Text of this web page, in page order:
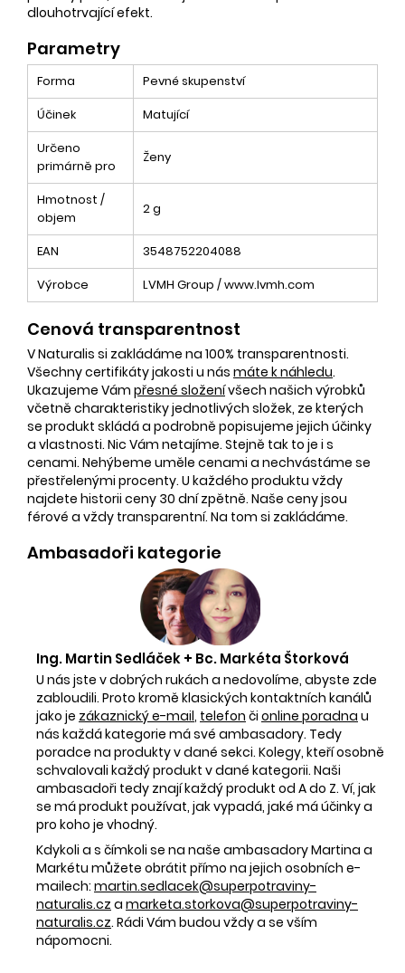
dlouhotrvající efekt.
Parametry
Forma
Pevné skupenství
Účinek
Matující
Určeno
primárně pro
Ženy
Hmotnost /
objem
2 g
EAN
3548752204088
Výrobce
LVMH Group / www.lvmh.com
Cenová transparentnost
V Naturalis si zakládáme na 100% transparentnosti.
Všechny certifikáty jakosti u nás máte k náhledu.
Ukazujeme Vám přesné složenívšech našich výrobků
včetně charakteristiky jednotlivých složek, ze kterých
se produkt skládá a podrobně popisujeme jejich účinky
a vlastnosti. Nic Vám netajíme. Stejně tak to je i s
cenami. Nehýbeme uměle cenami a nechvástáme se
přestřelenými procenty. U každého produktu vždy
najdete historii ceny 30 dní zpětně. Naše ceny jsou
férové a vždy transparentní. Na tom si zakládáme.
Ambasadoři kategorie
Ing. Martin Sedláček + Bc. Markéta Štorková
U nás jste v dobrých rukách a nedovolíme, abyste zde
zabloudili. Proto kromě klasických kontaktních kanálů
jako je zákaznický e-mail, telefon či online poradna u
nás každá kategorie má své ambasadory. Tedy
poradce na produkty v dané sekci. Kolegy, kteří osobně
schvalovali každý produkt v dané kategorii. Naši
ambasadoři tedy znají každý produkt od A do Z. Ví, jak
se má produkt používat, jak vypadá, jaké má účinky a
pro koho je vhodný.
Kdykoli a s čímkoli se na naše ambasadory Martina a
Markétu můžete obrátit přímo na jejich osobních e-
mailech: martin.sedlacek@superpotraviny-
naturalis.cz a marketa.storkova@superpotraviny-
naturalis.cz. Rádi Vám budou vždy a se vším
nápomocni.